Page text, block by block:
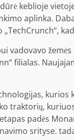
keblioje
aplinka.
vadovavo
filialas.
traktorių,
padės
srityse.